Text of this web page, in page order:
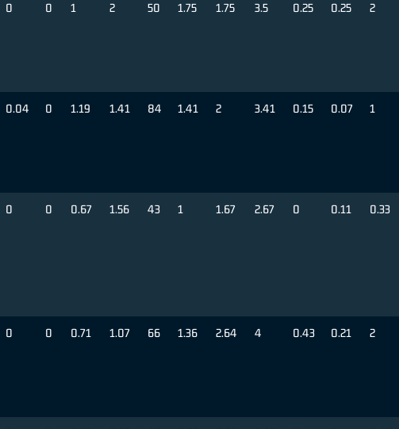
0 0 1 2 50 1.75 1.75 3.5 0.25 0.25 2
0.04 0 1.19 1.41 84 1.41 2 3.41 0.15 0.07 1
0 0 0.67 1.56 43 1 1.67 2.67 0 0.11 0.33
0 0 0.71 1.07 66 1.36 2.64 4 0.43 0.21 2